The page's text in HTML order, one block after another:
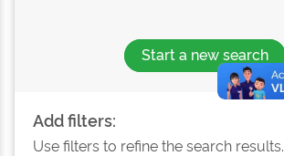
Start a new search
Add filters:
Use filters to refine the search results.